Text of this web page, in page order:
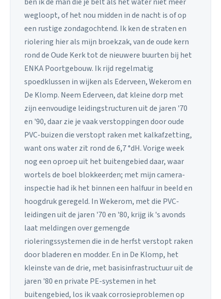
wegloopt, of het nou midden in de nacht is of op
een rustige zondagochtend. Ik ken de straten en
riolering hier als mijn broekzak, van de oude kern
rond de Oude Kerk tot de nieuwere buurten bij het
ENKA Poortgebouw. Ik rijd regelmatig
spoedklussen in wijken als Ederveen, Wekerom en
De Klomp. Neem Ederveen, dat kleine dorp met
zijn eenvoudige leidingstructuren uit de jaren '70
en '90, daar zie je vaak verstoppingen door oude
PVC-buizen die verstopt raken met kalkafzetting,
want ons water zit rond de 6,7 °dH. Vorige week
nog een oproep uit het buitengebied daar, waar
wortels de boel blokkeerden; met mijn camera-
inspectie had ik het binnen een halfuur in beeld en
hoogdruk geregeld. In Wekerom, met die PVC-
leidingen uit de jaren '70 en '80, krijg ik 's avonds
laat meldingen over gemengde
rioleringssystemen die in de herfst verstopt raken
door bladeren en modder. En in De Klomp, het
kleinste van de drie, met basisinfrastructuur uit de
jaren '80 en private PE-systemen in het
buitengebied, los ik vaak corrosieproblemen op